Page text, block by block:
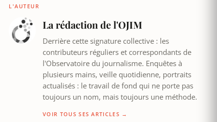
L'AUTEUR
La rédaction de l'OJIM
Derrière cette signature collective : les
contributeurs réguliers et correspondants de
l'Observatoire du journalisme. Enquêtes à
plusieurs mains, veille quotidienne, portraits
actualisés : le travail de fond qui ne porte pas
toujours un nom, mais toujours une méthode.
VOIR TOUS SES ARTICLES →